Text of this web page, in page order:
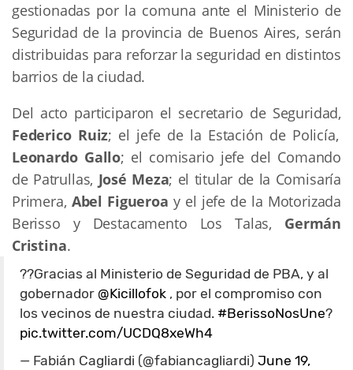
gestionadas por la comuna ante el Ministerio de
Seguridad de la provincia de Buenos Aires, serán
distribuidas para reforzar la seguridad en distintos
barrios de la ciudad.
Del acto participaron el secretario de Seguridad,
Federico Ruiz; el jefe de la Estación de Policía,
Leonardo Gallo; el comisario jefe del Comando
de Patrullas, José Meza; el titular de la Comisaría
Primera, Abel Figueroa y el jefe de la Motorizada
Berisso y Destacamento Los Talas, Germán
Cristina.
??Gracias al Ministerio de Seguridad de PBA, y al
gobernador @Kicillofok , por el compromiso con
los vecinos de nuestra ciudad. #BerissoNosUne?
pic.twitter.com/UCDQ8xeWh4
— Fabián Cagliardi (@fabiancagliardi) June 19,